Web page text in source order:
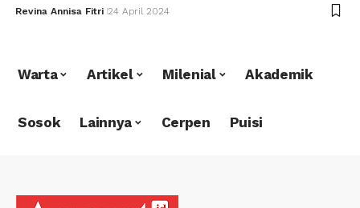
Revina Annisa Fitri 24 April 2024
Warta Artikel Milenial Akademik
Sosok Lainnya Cerpen Puisi